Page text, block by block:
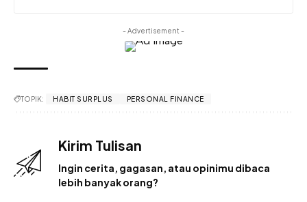
- Advertisement -
TOPIK: HABIT SURPLUS PERSONAL FINANCE
Kirim Tulisan
Ingin cerita, gagasan, atau opinimu dibaca
lebih banyak orang?